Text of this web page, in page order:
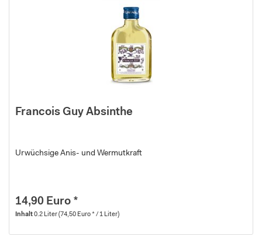
Francois Guy Absinthe
Urwüchsige Anis- und Wermutkraft
14,90 Euro *
Inhalt0.2 Liter(74,50 Euro * / 1 Liter)